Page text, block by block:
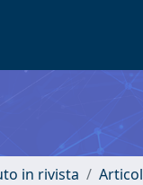
in rivista